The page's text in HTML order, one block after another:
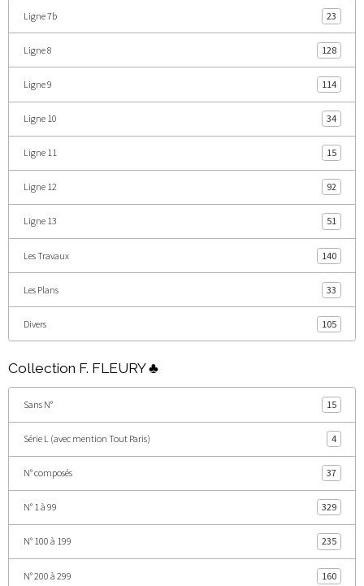
Ligne 7b 23
Ligne 8 128
Ligne 9 114
Ligne 10 34
Ligne 11 15
Ligne 12 92
Ligne 13 51
Les Travaux 140
Les Plans 33
Divers 105
Collection F. FLEURY ♣
Sans N° 15
Série L (avec mention Tout Paris) 4
N° composés 37
N° 1 à 99 329
N° 100 à 199 235
N° 200 à 299 160